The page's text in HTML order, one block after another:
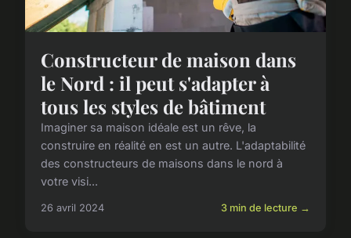
Constructeur de maison dans
le Nord : il peut s'adapter à
tous les styles de bâtiment
Imaginer sa maison idéale est un rêve, la
construire en réalité en est un autre. L'adaptabilité
des constructeurs de maisons dans le nord à
votre visi...
26 avril 2024 3 min de lecture →